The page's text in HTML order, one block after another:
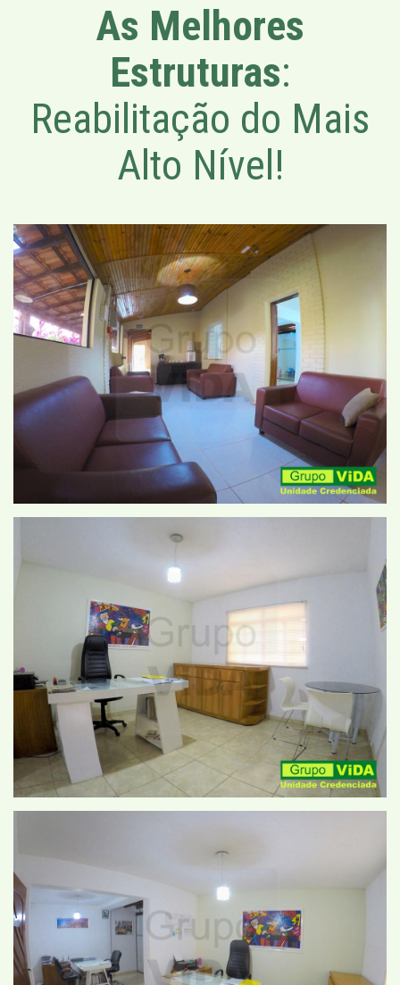
As Melhores
Estruturas:
Reabilitação do Mais
Alto Nível!